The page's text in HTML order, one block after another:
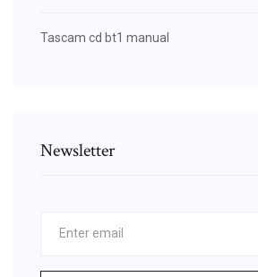
Tascam cd bt1 manual
Newsletter